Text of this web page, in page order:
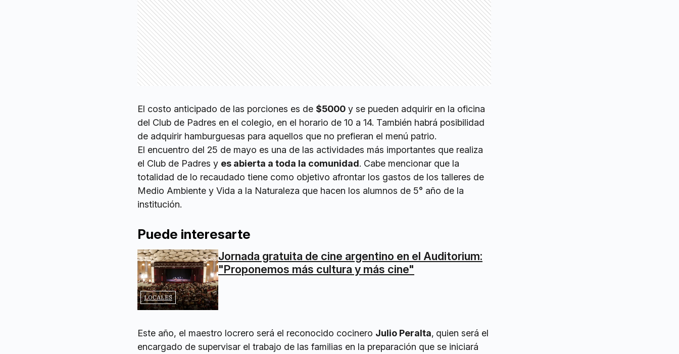
El costo anticipado de las porciones es de $5000 y se pueden adquirir en la oficina
del Club de Padres en el colegio, en el horario de 10 a 14. También habrá posibilidad
de adquirir hamburguesas para aquellos que no prefieran el menú patrio.
El encuentro del 25 de mayo es una de las actividades más importantes que realiza
el Club de Padres y es abierta a toda la comunidad. Cabe mencionar que la
totalidad de lo recaudado tiene como objetivo afrontar los gastos de los talleres de
Medio Ambiente y Vida a la Naturaleza que hacen los alumnos de 5° año de la
institución.
Puede interesarte
LOCALES
Jornada gratuita de cine argentino en el Auditorium:
"Proponemos más cultura y más cine"
Este año, el maestro locrero será el reconocido cocinero Julio Peralta, quien será el
encargado de supervisar el trabajo de las familias en la preparación que se iniciará